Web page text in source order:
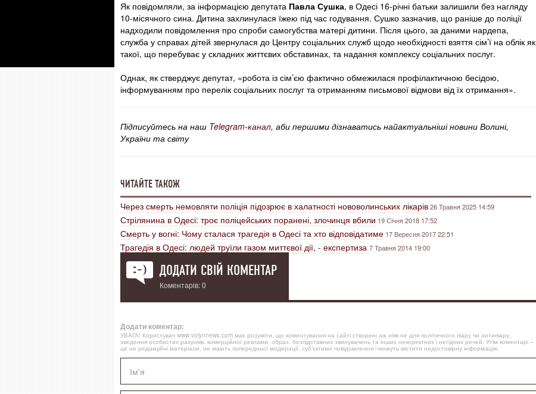
Як повідомляли, за інформацією депутата Павла Сушка, в Одесі 16-річні батьки залишили без нагляду
10-місячного сина. Дитина захлинулася їжею під час годування. Сушко зазначив, що раніше до поліції
надходили повідомлення про спроби самогубства матері дитини. Після цього, за даними нардепа,
служба у справах дітей звернулася до Центру соціальних служб щодо необхідності взяття сім’ї на облік як
такої, що перебуває у складних життєвих обставинах, та надання комплексу соціальних послуг.
Однак, як стверджує депутат, «робота із сім’єю фактично обмежилася профілактичною бесідою,
інформуванням про перелік соціальних послуг та отриманням письмової відмови від їх отримання».
Підписуйтесь на наш Telegram-канал, аби першими дізнаватись найактуальніші новини Волині,
України та світу
ЧИТАЙТЕ ТАКОЖ
Через смерть немовляти поліція підозрює в халатності нововолинських лікарів26 Травня 2025 14:59
Стрілянина в Одесі: троє поліцейських поранені, злочинця вбили 19 Січня 2018 17:52
Смерть у вогні: Чому сталася трагедія в Одесі та хто відповідатиме 17 Вересня 2017 22:51
Трагедія в Одесі: людей труїли газом миттєвої дії, - експертиза 7 Травня 2014 19:00
ДОДАТИ СВІЙ КОМЕНТАР
Коментарів: 0
Додати коментар:
УВАГА! Користувач www.volynnews.com має розуміти, що коментування на сайті створені аж ніяк не для політичного піару чи антипіару,
зведення особистих рахунків, комерційної реклами, образ, безпідставних звинувачень та інших некоректних і негідних речей. Утім коментарі –
це не редакційні матеріали, не мають попередньої модерації, суб’єктивні повідомлення і можуть містити недостовірну інформацію.